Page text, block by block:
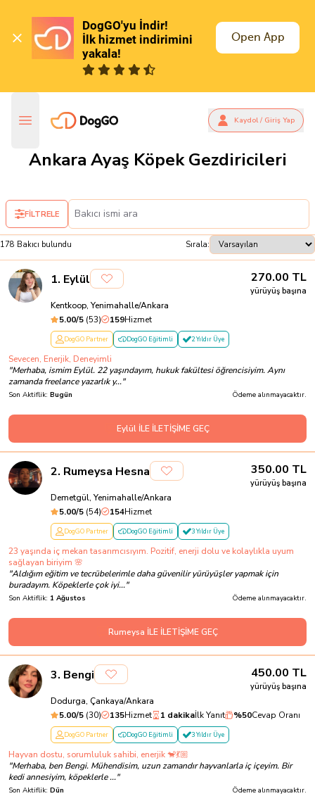
DogGO'yu İndir!
İlk hizmet indirimini
yakala!
Open App
Kaydol / Giriş Yap
Ankara Ayaş Köpek Gezdiricileri
FİLTRELE
178 Bakıcı bulundu Sırala:
1. Eylül 270.00 TL
yürüyüş başına
Kentkoop, Yenimahalle/Ankara
5.00/5 (53) 159Hizmet
DogGO Partner DogGO Eğitimli 2 Yıldır Üye
Sevecen, Enerjik, Deneyimli
"Merhaba, ismim Eylül. 22 yaşındayım, hukuk fakültesi öğrencisiyim. Aynı
zamanda freelance yazarlık y..."
Son Aktiflik: Bugün Ödeme alınmayacaktır.
Eylül İLE İLETİŞİME GEÇ
2. Rumeysa Hesna 350.00 TL
yürüyüş başına
Demetgül, Yenimahalle/Ankara
5.00/5 (54) 154Hizmet
DogGO Partner DogGO Eğitimli 3 Yıldır Üye
23 yaşında iç mekan tasarımcısıyım. Pozitif, enerji dolu ve kolaylıkla uyum
sağlayan biriyim 🌸
"Aldığım eğitim ve tecrübelerimle daha güvenilir yürüyüşler yapmak için
buradayım. Köpeklerle çok iyi..."
Son Aktiflik: 1 Ağustos Ödeme alınmayacaktır.
Rumeysa İLE İLETİŞİME GEÇ
3. Bengi 450.00 TL
yürüyüş başına
Dodurga, Çankaya/Ankara
5.00/5 (30) 135Hizmet 1 dakikaİlk Yanıt %50Cevap Oranı
DogGO Partner DogGO Eğitimli 3 Yıldır Üye
Hayvan dostu, sorumluluk sahibi, enerjik 🐒💃🏼
"Merhaba, ben Bengi. Mühendisim, uzun zamandır hayvanlarla iç içeyim. Bir
kedi annesiyim, köpeklerle ..."
Son Aktiflik: Dün Ödeme alınmayacaktır.